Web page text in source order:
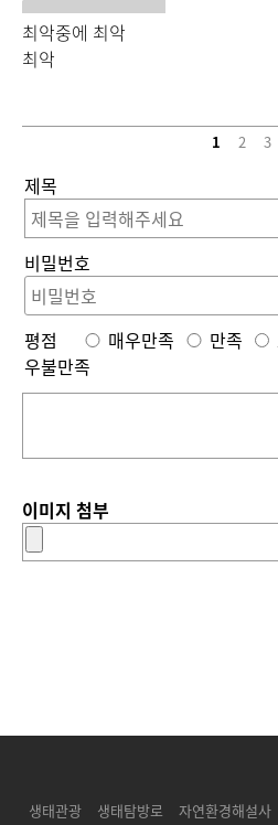
최악중에 최악
최악
1 2 3
제목
비밀번호
평점 매우만족 만족
우불만족
이미지 첨부
생태관광 생태탐방로 자연환경해설사